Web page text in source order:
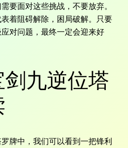
要面对这些挑战，不要放弃。
着阻碍解除，困局破解。只要
对问题，最终一定会迎来好
九逆位塔
牌中，我们可以看到一把锋利